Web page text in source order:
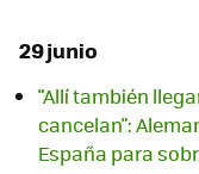
29 junio
"Allí también
cancelan":
España para